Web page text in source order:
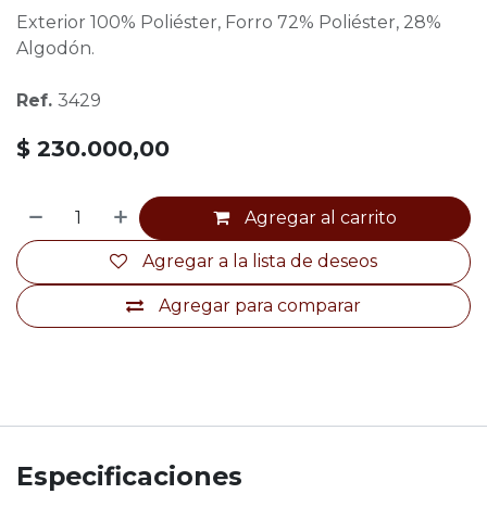
Exterior 100% Poliéster, Forro 72% Poliéster, 28%
Algodón.
Ref. 3429
$ 230.000,00
Agregar al carrito
Agregar para comparar
Agregar a la lista de deseos
Especificaciones